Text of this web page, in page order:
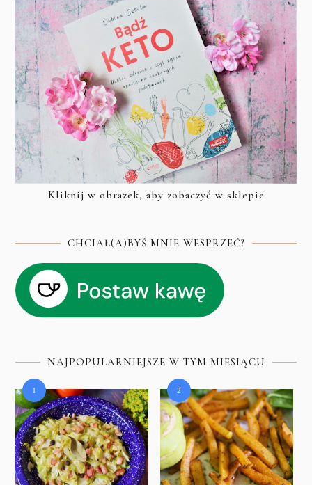
Kliknij w obrazek, aby zobaczyć w sklepie
CHCIAŁ(A)BYŚ MNIE WESPRZEĆ?
NAJPOPULARNIEJSZE W TYM MIESIĄCU